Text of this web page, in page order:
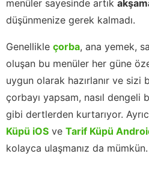
menüler sayesinde artık
düşünmenize gerek kalmadı.
Genellikle çorba, ana yemek,
oluşan bu menüler her güne
uygun olarak hazırlanır ve sizi
çorbayı yapsam, nasıl dengeli
gibi dertlerden kurtarıyor.
Küpü iOS ve Tarif Küpü
kolayca ulaşmanız da mümkün.